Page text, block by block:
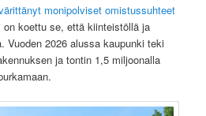
monipolviset omistussuhteet
on koettu se, että kiinteistöllä ja
Vuoden 2026 alussa kaupunki teki
ja tontin 1,5 miljoonalla